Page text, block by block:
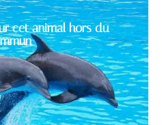
cet animal hors du